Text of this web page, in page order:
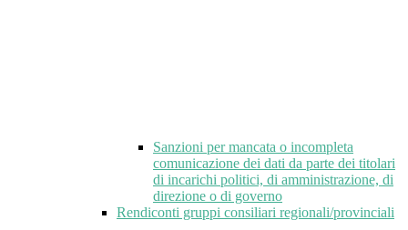
Sanzioni per mancata o incompleta
comunicazione dei dati da parte dei titolari
di incarichi politici, di amministrazione, di
direzione o di governo
Rendiconti gruppi consiliari regionali/provinciali